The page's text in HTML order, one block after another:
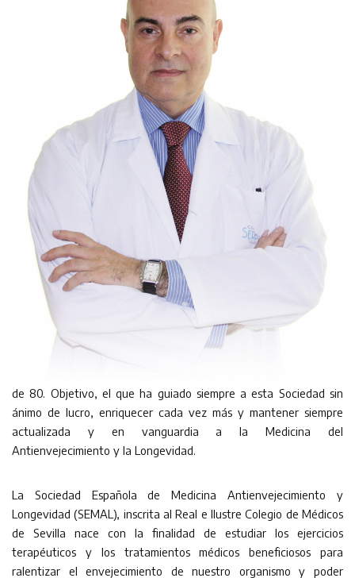
de 80. Objetivo, el que ha guiado siempre a esta Sociedad sin
ánimo de lucro, enriquecer cada vez más y mantener siempre
actualizada y en vanguardia a la Medicina del
Antienvejecimiento y la Longevidad.
La Sociedad Española de Medicina Antienvejecimiento y
Longevidad (SEMAL), inscrita al Real e Ilustre Colegio de Médicos
de Sevilla nace con la finalidad de estudiar los ejercicios
terapéuticos y los tratamientos médicos beneficiosos para
ralentizar el envejecimiento de nuestro organismo y poder